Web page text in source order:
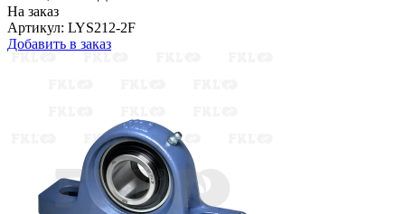
На заказ
Артикул: LYS212-2F
Добавить в заказ